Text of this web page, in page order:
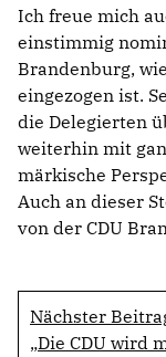
Ich freue mich
einstimmig
Brandenburg,
eingezogen ist.
die Delegierten
weiterhin mit
märkische
Auch an dieser
von der CDU
Nächster
Die CDU wird